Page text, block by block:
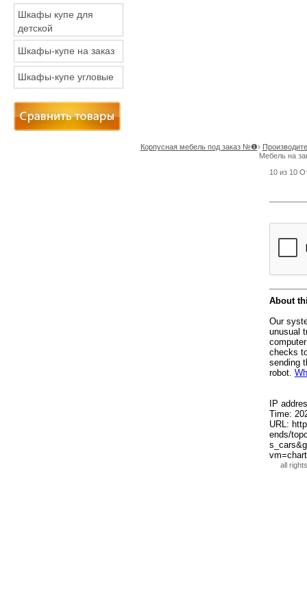
Шкафы купе для
детской
Шкафы-купе на заказ
Шкафы-купе угловые
Корпусная мебель под заказ №❶›
Мебель на
10 из 10
all